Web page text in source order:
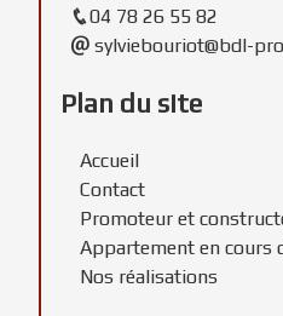
04 78 26 55 82
sylviebouriot@bdl-
Plan du site
Accueil
Contact
Promoteur et
Appartement en cours
Nos réalisations